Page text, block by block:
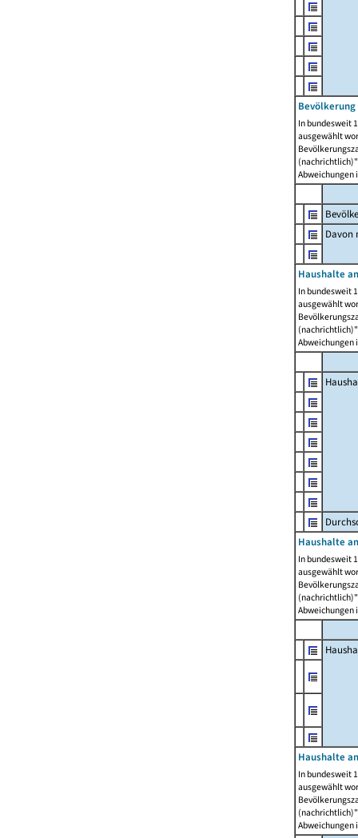
In bundesweit
ausgewählt
Abweichungen
Davon
Haushalte
In bundesweit
ausgewählt
Abweichungen
Haushalte
In bundesweit
ausgewählt
Abweichungen
Haushalte
In bundesweit
ausgewählt
Abweichungen